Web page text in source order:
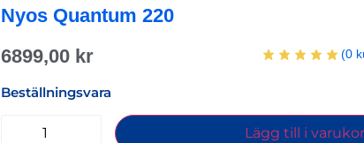
Nyos Quantum 220
6899,00 kr (0
Beställningsvara
Lägg till i